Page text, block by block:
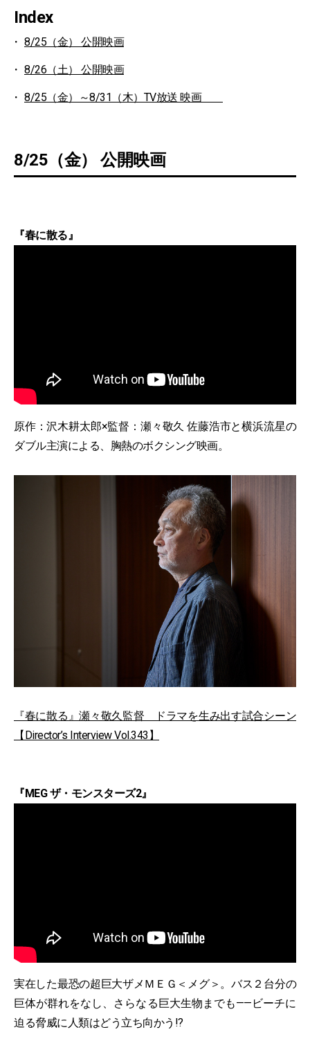
Index
8/25（金） 公開映画
8/26（土） 公開映画
8/25（金）～8/31（木）TV放送 映画
8/25（金） 公開映画
『春に散る』
原作：沢木耕太郎×監督：瀬々敬久 佐藤浩市と横浜流星の
ダブル主演による、胸熱のボクシング映画。
『春に散る』瀬々敬久監督 ドラマを生み出す試合シーン
【Director’s Interview Vol.343】
『MEG ザ・モンスターズ2』
実在した最恐の超巨大ザメＭＥＧ＜メグ＞。バス２台分の
巨体が群れをなし、さらなる巨大生物までも——ビーチに
迫る脅威に人類はどう立ち向かう!?